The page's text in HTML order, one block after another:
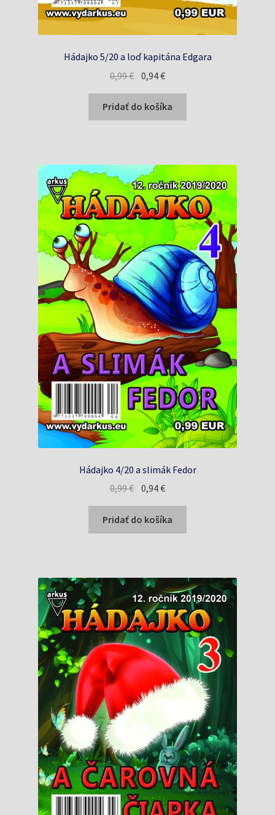
Hádajko 5/20 a loď kapitána Edgara
0,99€ Pôvodná
bola:
0,99 €.
0,94€Aktuálna
je:
0,94 €.
Pridať do košíka
Hádajko 4/20 a slimák Fedor
0,99€ Pôvodná
cena
bola:
0,99 €.
0,94€Aktuálna
cena
je:
0,94 €.
Pridať do košíka